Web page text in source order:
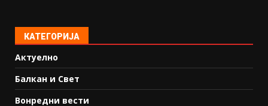
КАТЕГОРИЈА
Актуелно
Балкан и Свет
Вонредни вести